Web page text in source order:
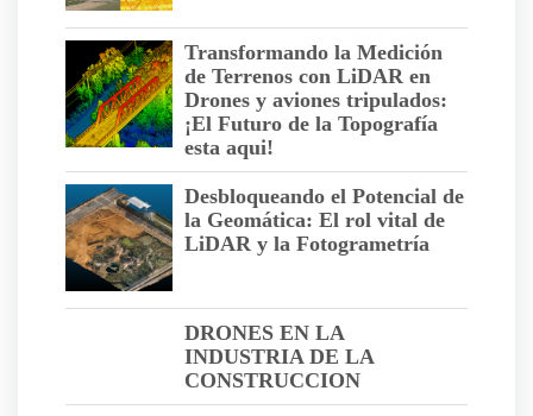
Transformando la Medición
de Terrenos con LiDAR en
Drones y aviones tripulados:
¡El Futuro de la Topografía
esta aqui!
Desbloqueando el Potencial de
la Geomática: El rol vital de
LiDAR y la Fotogrametría
DRONES EN LA
INDUSTRIA DE LA
CONSTRUCCION